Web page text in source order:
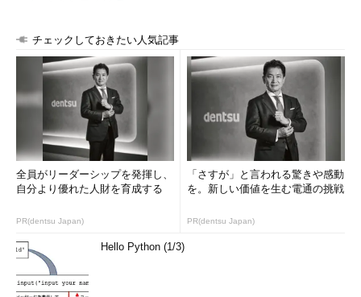
ラフィックス（Direct3D）の利用が可能になる。
今までのHyper-Vの仮想マシンでは、グラフィックスは2D描画
のみに限定されており、3Dグラフィックス機能（Direct3D）は
利用できなかった。Direct3Dはゲームで利用されることが多い
が、実際にはマルチメディア系のアプリケーションで利用される
こともあるし、最近ではSilverlightやOffice 2010のような一般ア
プリケーションでも利用されることがある。つまり、ビジネス用
途でも3Dグラフィックスの需要は高まっており、仮想デスクト
このような要望に応えるため、Windows Server 2008 R2 SP1
のHyper-Vでは、仮想マシンで3Dグラフィックス機能を利用する
技術「RemoteFX」が実装された。リモート・デスクトップ上で
チェックしておきたい人気記事
全員がリーダーシップを発揮し、
自分より優れた人財を育成する
PR(dentsu Japan)
「さすが」と言われる驚きや感動
を。新しい価値を生む電通の挑戦
PR(dentsu Japan)
Hello Python (1/3)